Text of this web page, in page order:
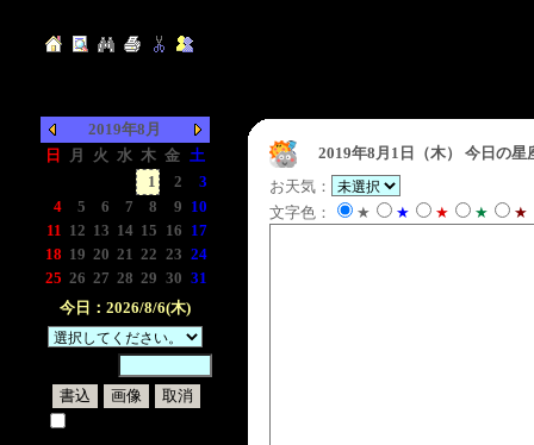
2019年8月
日
月 火 水 木 金 土
1 2
3
4
5 6 7 8 9 10
11 12 13 14 15 16 17
18 19 20 21 22 23 24
25 26 27 28 29 30 31
今日：2026/8/6(木)
2019年8月1日（木）
今日の
お天気：
文字色：
★ ★ ★ ★ ★